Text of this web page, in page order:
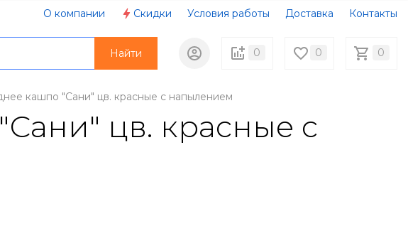
О компании Скидки Условия работы Доставка Контакты
0 0 0
Найти
кашпо "Сани" цв. красные с напылением
цв. красные с